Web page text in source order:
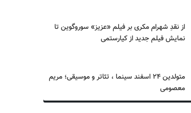
از نقدِ شهرام مکری بر فیلم «عزیز» سوروگوین تا
نمایش فیلم جدید از کیارستمی
متولدین ۲۴ اسفند سینما ، تئاتر و موسیقی؛ مریم
معصومی